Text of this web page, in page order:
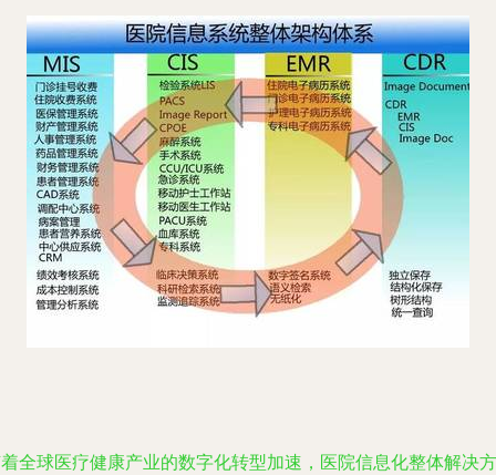
全球医疗健康产业的数字化转型加速，医院信息化整体解决方